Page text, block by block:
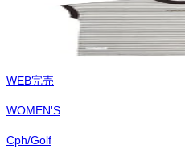
WEB完売
WOMEN'S
Cph/Golf